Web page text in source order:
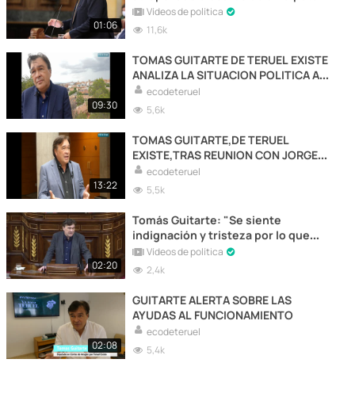
01:06
de VOX
Vídeos de política
11,6k
09:30
TOMAS GUITARTE DE TERUEL EXISTE
ANALIZA LA SITUACION POLITICA A
30 DE MAYO
ecodeteruel
5,6k
13:22
TOMAS GUITARTE,DE TERUEL
EXISTE,TRAS REUNION CON JORGE
AZCÓN
ecodeteruel
5,5k
02:20
Tomás Guitarte: "Se siente
indignación y tristeza por lo que
sucede aquí en cada debate"
Vídeos de política
2,4k
02:08
GUITARTE ALERTA SOBRE LAS
AYUDAS AL FUNCIONAMIENTO
ecodeteruel
5,4k